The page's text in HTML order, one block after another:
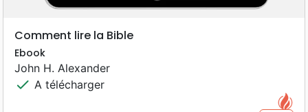
Comment lire la Bible
Ebook
John H. Alexander
check A télécharger